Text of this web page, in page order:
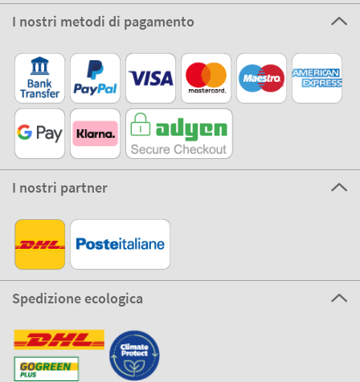
I nostri metodi di pagamento
I nostri partner
Spedizione ecologica